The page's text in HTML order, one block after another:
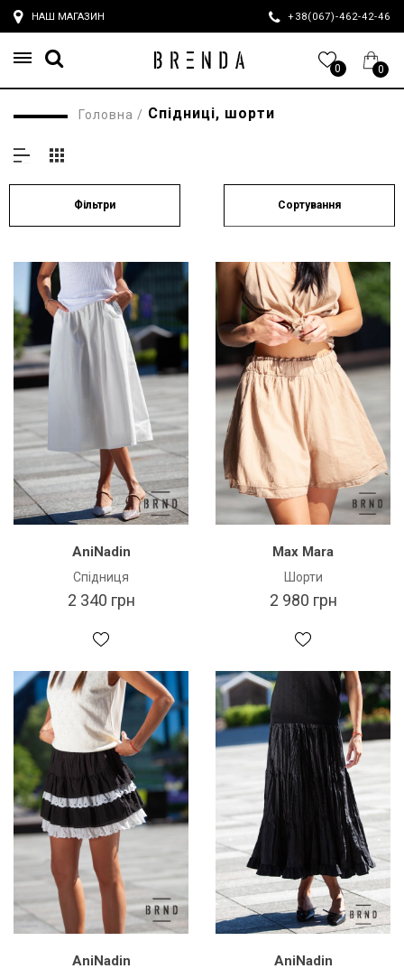
НАШ МАГАЗИН +38(067)-462-42-46
0 0
Головна / Спідниці, шорти
Фільтри Сортування
AniNadin
Спідниця
2 340 грн
Max Mara
Шорти
2 980 грн
AniNadin AniNadin